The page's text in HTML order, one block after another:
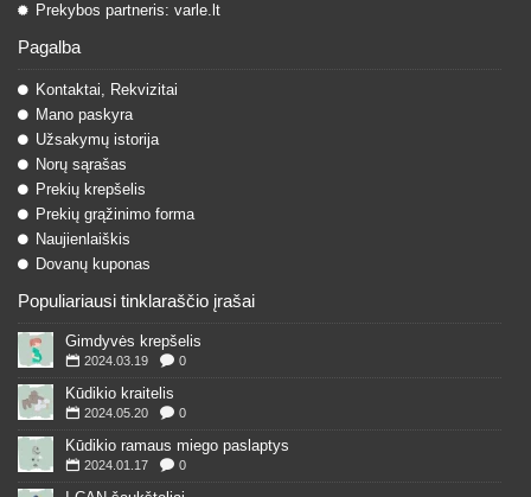
Prekybos partneris: varle.lt
Pagalba
Kontaktai, Rekvizitai
Mano paskyra
Užsakymų istorija
Norų sąrašas
Prekių krepšelis
Prekių grąžinimo forma
Naujienlaiškis
Dovanų kuponas
Populiariausi tinklaraščio įrašai
Gimdyvės krepšelis
2024.03.19 0
Kūdikio kraitelis
2024.05.20 0
Kūdikio ramaus miego paslaptys
2024.01.17 0